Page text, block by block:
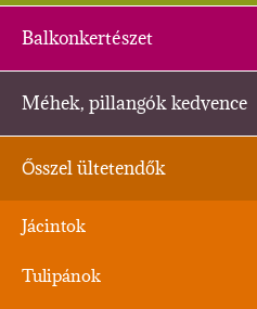
Balkonkertészet
Méhek, pillangók kedvence
Ősszel ültetendők
Jácintok
Tulipánok